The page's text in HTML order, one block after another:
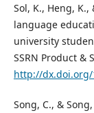
Sol, K., Heng, K.,
language
university
SSRN Product &
http://dx.doi.org/
Song, C., &